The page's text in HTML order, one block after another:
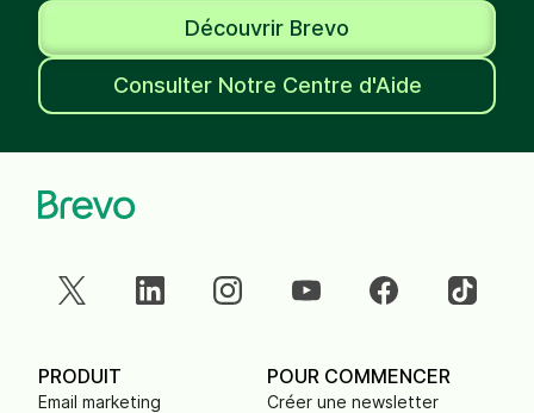
Découvrir Brevo
Consulter Notre Centre d'Aide
PRODUIT
Email marketing
POUR COMMENCER
Créer une newsletter